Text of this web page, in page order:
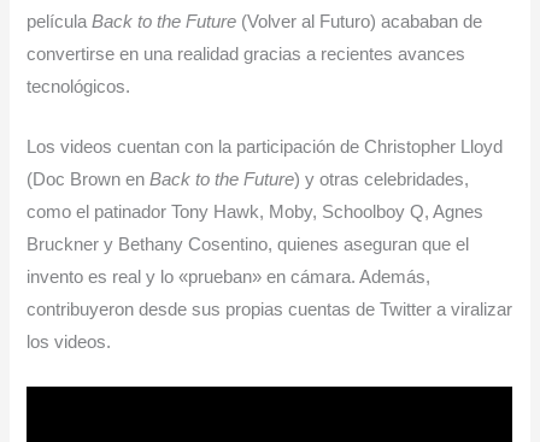
películaBack to the Future (Volver al Futuro) acababan de
convertirse en una realidad gracias a recientes avances
tecnológicos.
Los videos cuentan con la participación de Christopher Lloyd
(Doc Brown enBack to the Future) y otras celebridades,
como el patinador Tony Hawk, Moby, Schoolboy Q, Agnes
Bruckner y Bethany Cosentino, quienes aseguran que el
invento es real y lo «prueban» en cámara. Además,
contribuyeron desde sus propias cuentas de Twitter a viralizar
los videos.